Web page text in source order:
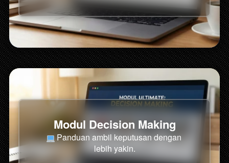
Modul Decision Making
Panduan ambil keputusan dengan
lebih yakin.